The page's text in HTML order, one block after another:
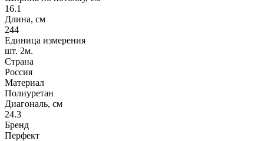
16.1
Длина, см
244
Единица измерения
шт. 2м.
Страна
Россия
Материал
Полиуретан
Диагональ, см
24.3
Бренд
Перфект